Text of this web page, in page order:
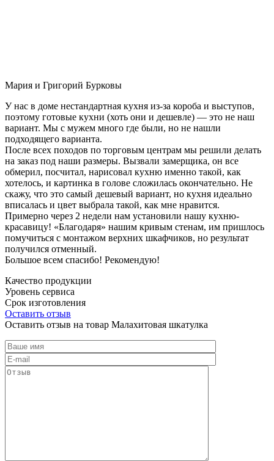
Мария и Григорий Бурковы
У нас в доме нестандартная кухня из-за короба и выступов,
поэтому готовые кухни (хоть они и дешевле) — это не наш
вариант. Мы с мужем много где были, но не нашли
подходящего варианта.
После всех походов по торговым центрам мы решили делать
на заказ под наши размеры. Вызвали замерщика, он все
обмерил, посчитал, нарисовал кухню именно такой, как
хотелось, и картинка в голове сложилась окончательно. Не
скажу, что это самый дешевый вариант, но кухня идеально
вписалась и цвет выбрала такой, как мне нравится.
Примерно через 2 недели нам установили нашу кухню-
красавицу! «Благодаря» нашим кривым стенам, им пришлось
помучиться с монтажом верхних шкафчиков, но результат
получился отменный.
Большое всем спасибо! Рекомендую!
Качество продукции
Уровень сервиса
Срок изготовления
Оставить отзыв
Оставить отзыв на товар Малахитовая шкатулка